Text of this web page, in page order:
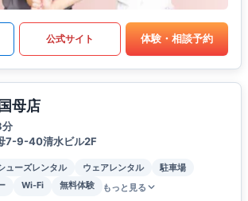
公式サイト 体験・相談予約
母店
分
7-9-40清水ビル2F
ューズレンタル ウェアレンタル
駐車場
Wi-Fi 無料体験 もっと見る